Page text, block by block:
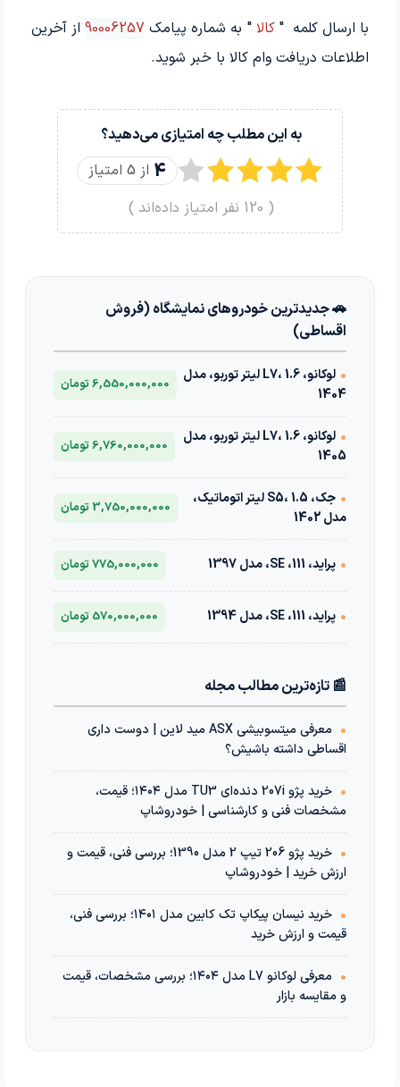
با ارسال کلمه "کالا " به شماره پیامک 90006257از آخرین
اطلاعات دریافت وام کالا با خبر شوید.
به این مطلب چه امتیازی می‌دهید؟
4 از 5 امتیاز
(
120 نفر امتیاز داده‌اند )
🚗 جدیدترین خودروهای نمایشگاه (فروش
اقساطی)
•
لوکانو، L7، 1.6 لیتر توربو، مدل
1404
6,550,000,000 تومان
•
لوکانو، L7، 1.6 لیتر توربو، مدل
1405
6,760,000,000 تومان
•
جک، S5، 1.5 لیتر اتوماتیک،
مدل 1402
3,750,000,000 تومان
• پراید، 111، SE، مدل 1397 775,000,000 تومان
• پراید، 111، SE، مدل 1394 570,000,000 تومان
📰 تازه‌ترین مطالب مجله
•
معرفی میتسوبیشی ASX مید لاین | دوست داری
اقساطی داشته باشیش؟
•
خرید پژو 207i دنده‌ای TU3 مدل ۱۴۰۴؛ قیمت،
مشخصات فنی و کارشناسی | خودروشاپ
•
خرید پژو 206 تیپ 2 مدل 1390؛ بررسی فنی، قیمت و
ارزش خرید | خودروشاپ
•
خرید نیسان پیکاپ تک کابین مدل ۱۴۰۱؛ بررسی فنی،
قیمت و ارزش خرید
•
معرفی لوکانو L7 مدل ۱۴۰۴؛ بررسی مشخصات، قیمت
و مقایسه بازار